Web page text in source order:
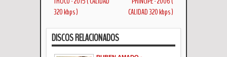
320 kbps )
CALIDAD 320 kbps )
DISCOS RELACIONADOS